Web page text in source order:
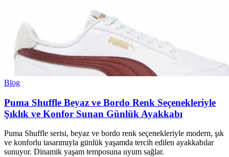
Blog
Puma Shuffle Beyaz ve Bordo Renk Seçenekleriyle
Şıklık ve Konfor Sunan Günlük Ayakkabı
Puma Shuffle serisi, beyaz ve bordo renk seçenekleriyle modern, şık
ve konforlu tasarımıyla günlük yaşamda tercih edilen ayakkabılar
sunuyor. Dinamik yaşam temposuna uyum sağlar.